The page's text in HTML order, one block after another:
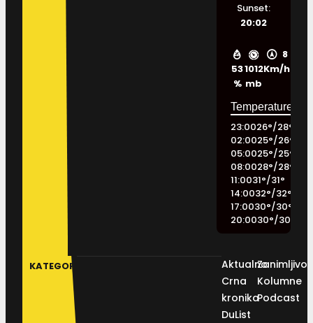
53
%
1012
mb
8
Km/h
Sunset:
20:02
23:0026°/28°
02:0025°/26°
05:0025°/25°
08:0028°/28°
11:0031°/31°
14:0032°/32°
17:0030°/30°
20:0030°/30
KATEGORIJE
Aktualno
Crna
kronika
DuList
Kolumne
Podcast